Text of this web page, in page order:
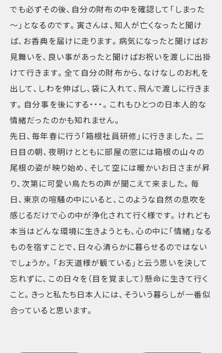
でも必ずその後、自分の財布の中を確認して「しまった
～」となるのです。寅さんは、知人が亡くなったと聞け
ば、お香典を届けに走ります。病気になったと聞けばお
見舞いを、良い事があったと聞けばお祝いを渡しに出掛
けて行きます。全て自分の財布から、なけなしのお札を
出して、しわを伸ばし、袋に入れて、飛んで渡しに行きま
す。自分事を後にする・・・。これもひとつの日本人的な
情緒だったのかも知れません。
先日、毎年春に行う「箱根社員研修」に行きました。二
日目の朝、夜明けとともに部屋の窓には箱根の山々の
尾根の姿が映り始め、そして空には暖かいお日さまが昇
り、次第に可愛い鳥たちの声が聞こえて来ました。毎
日、東京の喧騒の中にいると、このような自然の息吹を
感じるだけで心の中が浄化されて行く様です。けれども
本当はどんな環境に生きようとも、心の中に「情緒」なる
ものを宿すことで、日々心清らかに暮らせるのではない
でしょうか。「お天道様が観ている」と云う思いを決して
忘れずに、この日々を（目を覚まして）懸命に生きて行く
こと。きっと私たち日本人には、そういう暮らしが一番似
合っていると思います。